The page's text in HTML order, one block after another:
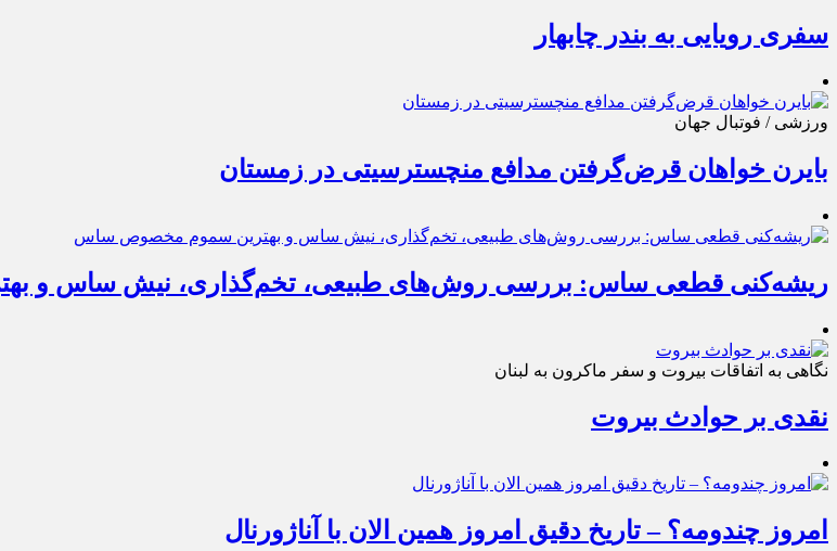
سفری رویایی به بندر چابهار
ورزشی / فوتبال جهان
بایرن خواهان قرض‌گرفتن مدافع منچسترسیتی در زمستان
ریشه‌کنی قطعی ساس: بررسی روش‌های طبیعی، تخم‌گذاری، نیش ساس و
نگاهی به اتفاقات بیروت و سفر ماکرون به لبنان
نقدی بر حوادث بیروت
امروز چندومه؟ – تاریخ دقیق امروز همین الان با آناژورنال